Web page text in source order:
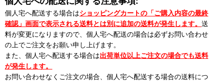
個人宅へ配送する場合はショッピングカートの「ご購入内容の最終
確認」画面で表示される送料とは別に追加の送料が発生します。 送
料が変更になりますので、個人宅へ配送の場合は必ずお問い合わせ
の上でご注文をお願い申し上げます。
また、個人宅へ配送する場合は出荷単位以上ご注文の場合でも送料
が発生します。
お問い合わせなくご注文の場合、個人宅へ配送する場合の送料につ